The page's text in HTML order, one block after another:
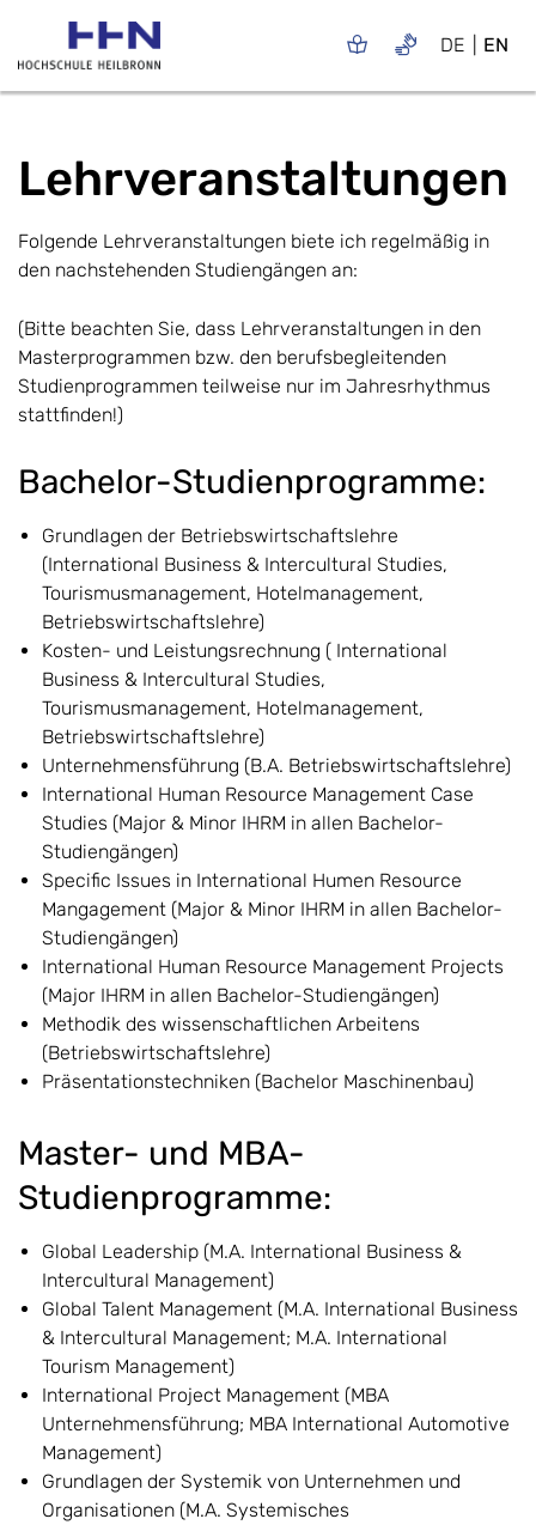
DE EN
Lehrveranstaltungen
Folgende Lehrveranstaltungen biete ich regelmäßig in
den nachstehenden Studiengängen an:
(Bitte beachten Sie, dass Lehrveranstaltungen in den
Masterprogrammen bzw. den berufsbegleitenden
Studienprogrammen teilweise nur im Jahresrhythmus
stattfinden!)
Bachelor-Studienprogramme:
Grundlagen der Betriebswirtschaftslehre
(International Business & Intercultural Studies,
Tourismusmanagement, Hotelmanagement,
Betriebswirtschaftslehre)
Kosten- und Leistungsrechnung ( International
Business & Intercultural Studies,
Tourismusmanagement, Hotelmanagement,
Betriebswirtschaftslehre)
Unternehmensführung (B.A. Betriebswirtschaftslehre)
International Human Resource Management Case
Studies (Major & Minor IHRM in allen Bachelor-
Studiengängen)
Specific Issues in International Humen Resource
Mangagement (Major & Minor IHRM in allen Bachelor-
Studiengängen)
International Human Resource Management Projects
(Major IHRM in allen Bachelor-Studiengängen)
Methodik des wissenschaftlichen Arbeitens
(Betriebswirtschaftslehre)
Präsentationstechniken (Bachelor Maschinenbau)
Master- und MBA-
Studienprogramme:
Global Leadership (M.A. International Business &
Intercultural Management)
Global Talent Management (M.A. International Business
& Intercultural Management; M.A. International
Tourism Management)
International Project Management (MBA
Unternehmensführung; MBA International Automotive
Management)
Grundlagen der Systemik von Unternehmen und
Organisationen (M.A. Systemisches